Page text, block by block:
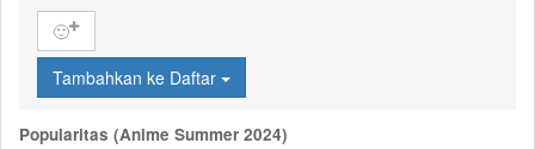
🙂
Tambahkan ke Daftar
Popularitas (Anime Summer 2024)